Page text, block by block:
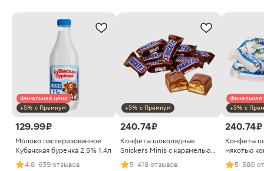
Финальная цена
+5% с Премиум
129.99 ₽
Молоко пастеризованное
Кубанская буренка 2.5% 1.4л
4.8· 639 отзывов
+5% с Премиум
240.74 ₽
Конфеты шоколадные
Snickers Minis с карамелью
арахисом и нугой
5· 418 отзывов
Финальная
+5% с
240.74 ₽
Конфеты
мякотью
5· 580